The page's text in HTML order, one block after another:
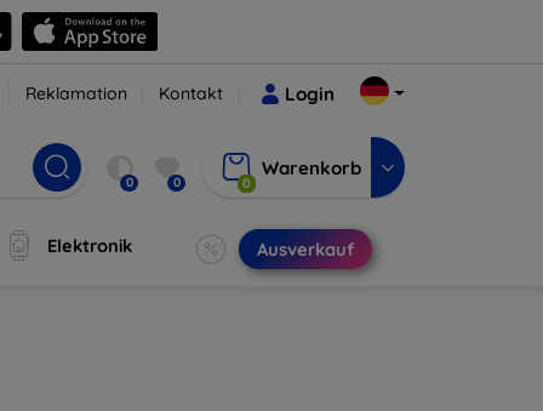
Reklamation Kontakt Login
0 0 0
Warenkorb
Elektronik Ausverkauf